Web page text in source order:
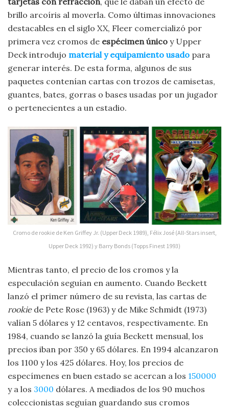
brillo arcoíris al moverla. Como últimas innovaciones
destacables en el siglo XX, Fleer comercializó por
primera vez cromos de espécimen único y Upper
Deck introdujo material y equipamiento usado para
generar interés. De esta forma, algunos de sus
paquetes contenían cartas con trozos de camisetas,
guantes, bates, gorras o bases usadas por un jugador
o pertenecientes a un estadio.
Cromo de rookie de Ken Griffey Jr. (Upper Deck 1989), Félix José (All-Stars insert,
Upper Deck 1992) y Barry Bonds (Topps Finest 1993)
Mientras tanto, el precio de los cromos y la
especulación seguían en aumento. Cuando Beckett
lanzó el primer número de su revista, las cartas de
rookiede Pete Rose (1963) y de Mike Schmidt (1973)
valían 5 dólares y 12 centavos, respectivamente. En
1984, cuando se lanzó la guía Beckett mensual, los
precios iban por 350 y 65 dólares. En 1994 alcanzaron
los 1100 y los 425 dólares. Hoy, los precios de
especímenes en buen estado se acercan a los 150000
y a los 3000 dólares. A mediados de los 90 muchos
coleccionistas seguían guardando sus cromos